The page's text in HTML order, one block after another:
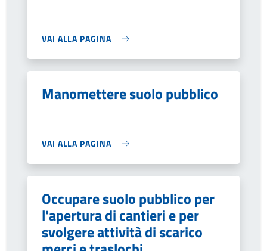
VAI ALLA PAGINA
Manomettere suolo pubblico
VAI ALLA PAGINA
Occupare suolo pubblico per
l'apertura di cantieri e per
svolgere attività di scarico